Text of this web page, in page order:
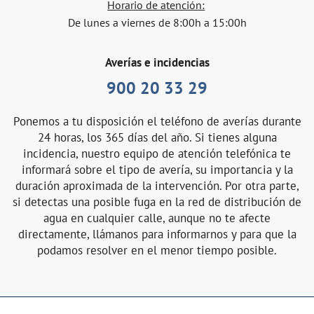
Horario de atención:
De lunes a viernes de 8:00h a 15:00h
Averías e incidencias
900 20 33 29
Ponemos a tu disposición el teléfono de averías durante
24 horas, los 365 días del año. Si tienes alguna
incidencia, nuestro equipo de atención telefónica te
informará sobre el tipo de avería, su importancia y la
duración aproximada de la intervención. Por otra parte,
si detectas una posible fuga en la red de distribución de
agua en cualquier calle, aunque no te afecte
directamente, llámanos para informarnos y para que la
podamos resolver en el menor tiempo posible.